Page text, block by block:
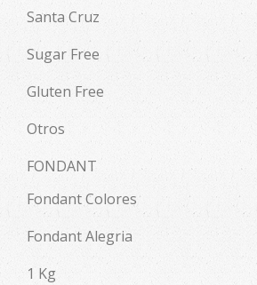
Santa Cruz
Sugar Free
Gluten Free
Otros
FONDANT
Fondant Colores
Fondant Alegria
1 Kg